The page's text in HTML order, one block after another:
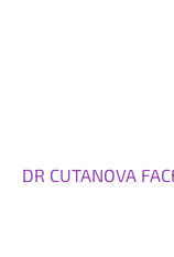
DR CUTANOVA